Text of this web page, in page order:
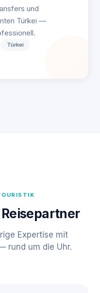
und
Türkei —
Türkei
Expertise mit
rund um die Uhr.